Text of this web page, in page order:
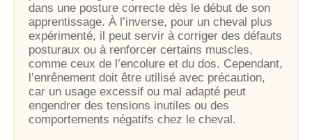
dans une posture correcte dès le début de son
apprentissage. À l’inverse, pour un cheval plus
expérimenté, il peut servir à corriger des défauts
posturaux ou à renforcer certains muscles,
comme ceux de l’encolure et du dos. Cependant,
l’enrênement doit être utilisé avec précaution,
car un usage excessif ou mal adapté peut
engendrer des tensions inutiles ou des
comportements négatifs chez le cheval.